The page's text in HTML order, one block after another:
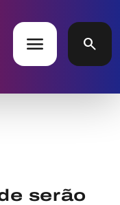
menu search
serão